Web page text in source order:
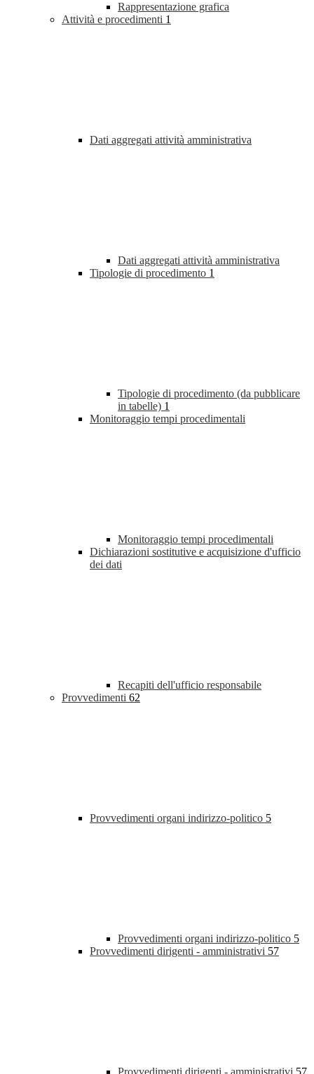
Rappresentazione grafica
Attività e procedimenti 1
Dati aggregati attività amministrativa
Dati aggregati attività amministrativa
Tipologie di procedimento 1
Tipologie di procedimento (da pubblicare
in tabelle) 1
Monitoraggio tempi procedimentali
Monitoraggio tempi procedimentali
Dichiarazioni sostitutive e acquisizione d'ufficio
dei dati
Recapiti dell'ufficio responsabile
Provvedimenti 62
Provvedimenti organi indirizzo-politico 5
Provvedimenti organi indirizzo-politico 5
Provvedimenti dirigenti - amministrativi 57